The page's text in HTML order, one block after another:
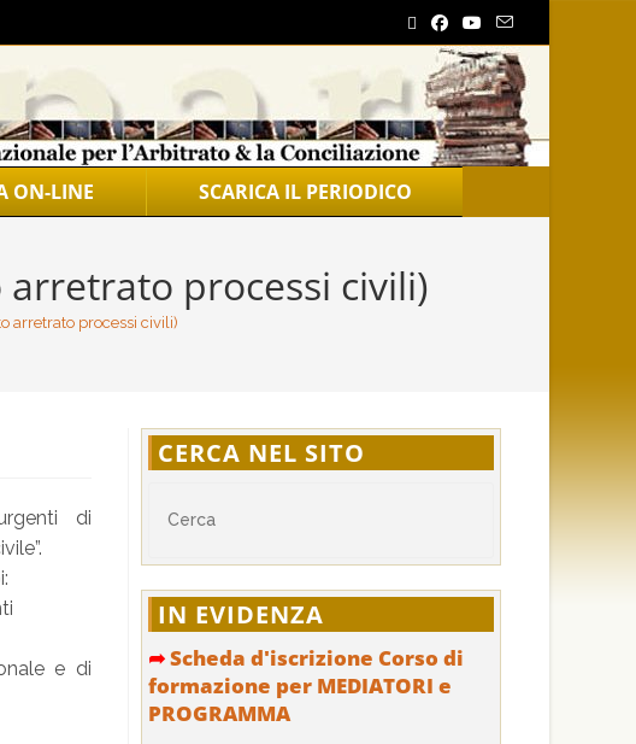
ON-LINE SCARICA IL PERIODICO
processi civili)
arretrato processi civili)
di
e di
CERCA NEL SITO
IN EVIDENZA
➦Scheda d'iscrizione Corso di
formazione per MEDIATORI e
PROGRAMMA